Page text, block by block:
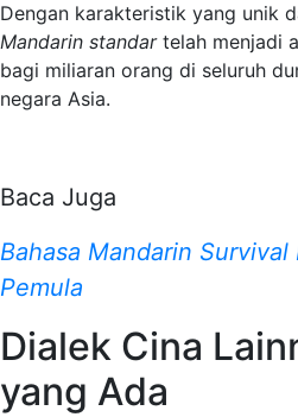
Dengan karakteristik yang unik
Mandarin standartelah menjadi
bagi miliaran orang di seluruh
negara Asia.
Baca Juga
Bahasa Mandarin
Pemula
Dialek Cina
yang Ada